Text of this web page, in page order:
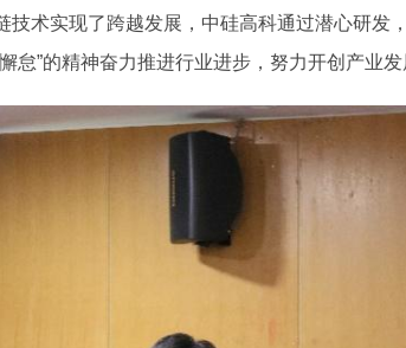
术实现了跨越发展，中硅高科通过潜心研发
怠”的精神奋力推进行业进步，努力开创产业